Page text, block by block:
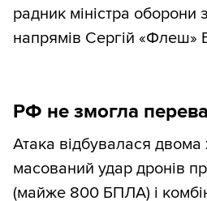
радник міністра оборони
напрямів Сергій «Флеш»
РФ не змогла
Атака відбувалася
масований удар дронів
(майже 800 БПЛА) і